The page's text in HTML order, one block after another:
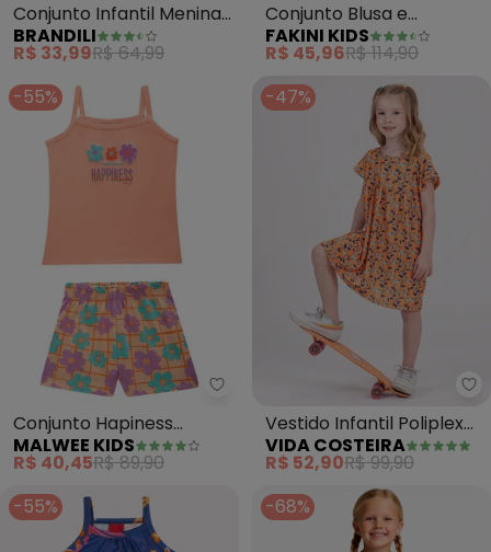
Conjunto Infantil Menina
de Morango (Laranja)
BRANDILI
R$ 33,99R$ 64,99
Conjunto Blusa e
Calcinha Minnie (Laranja)
FAKINI KIDS
R$ 45,96R$ 114,90
-55%
Malwee Kids - Conjunto
Conjunto Hapiness
(Coral)
MALWEE KIDS
R$ 40,45R$ 89,90
-47%
Vestido Infantil Poliplex
Margaridas (Laranja)
VIDA COSTEIRA
R$ 52,90R$ 99,90
-55%
-68%